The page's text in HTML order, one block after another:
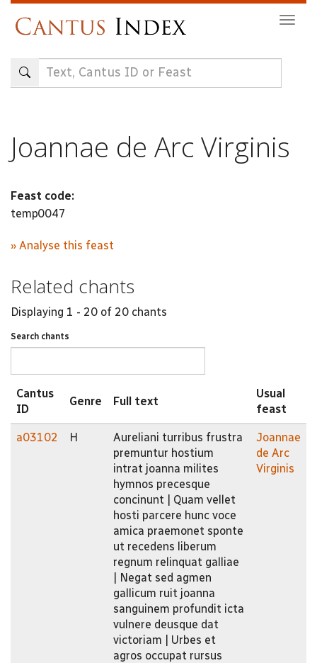
content
Joannae de Arc Virginis
Feast code:
temp0047
» Analyse this feast
Related chants
Displaying 1 - 20 of 20 chants
Search chants
Cantus
ID
Genre Full text
Usual
feast
a03102 H
Aureliani turribus frustra
premuntur hostium
intrat joanna milites
hymnos precesque
concinunt | Quam vellet
hosti parcere hunc voce
amica praemonet sponte
ut recedens liberum
regnum relinquat galliae
| Negat sed agmen
gallicum ruit joanna
sanguinem profundit icta
vulnere deusque dat
victoriam | Urbes et
agros occupat rursus
Joannae
de Arc
Virginis